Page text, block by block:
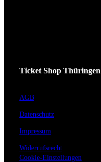
Ticket Shop Thüringen
AGB
Datenschutz
Impressum
Widerrufsrecht
Cookie-Einstellungen